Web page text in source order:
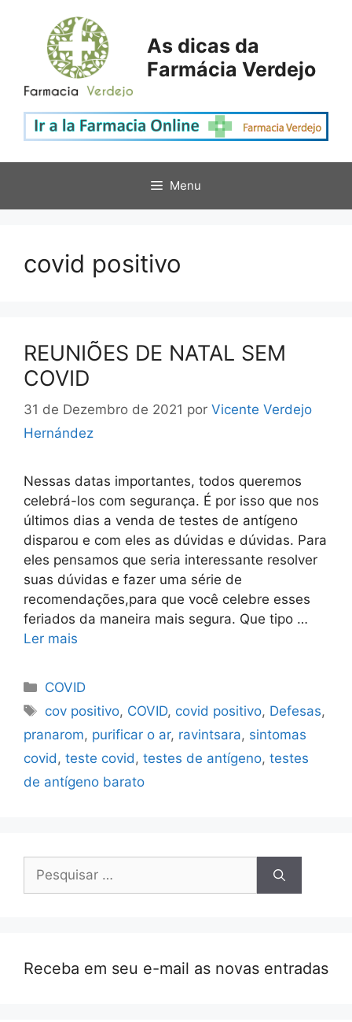
conteúdo
As dicas da
Farmácia Verdejo
Menu
covid positivo
REUNIÕES DE NATAL SEM
COVID
31 de Dezembro de 2021 por Vicente Verdejo
Hernández
Nessas datas importantes, todos queremos
celebrá-los com segurança. É por isso que nos
últimos dias a venda de testes de antígeno
disparou e com eles as dúvidas e dúvidas. Para
eles pensamos que seria interessante resolver
suas dúvidas e fazer uma série de
recomendações,para que você celebre esses
feriados da maneira mais segura. Que tipo …
Ler mais
Categorias
COVID
Etiquetas
cov positivo, COVID, covid positivo, Defesas,
pranarom, purificar o ar, ravintsara, sintomas
covid, teste covid, testes de antígeno, testes
de antígeno barato
Pesquisar
Receba em seu e-mail as novas entradas